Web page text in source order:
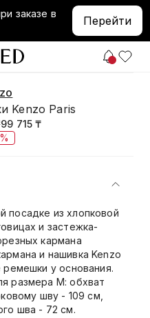
заказе в
Перейти
Kenzo Paris
99 715 ₸
посадке из хлопковой
и застежка-
кармана
и нашивка Kenzo
ремешки у основания.
размера М: обхват
шву - 109 см,
шва - 72 см.